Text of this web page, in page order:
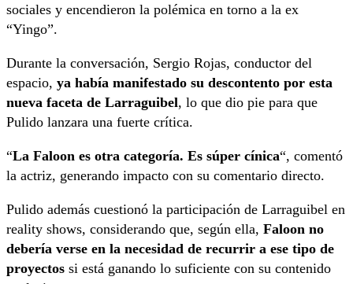
sociales y encendieron la polémica en torno a la ex
“Yingo”.
Durante la conversación, Sergio Rojas, conductor del
espacio, ya había manifestado su descontento por esta
nueva faceta de Larraguibel, lo que dio pie para que
Pulido lanzara una fuerte crítica.
“La Faloon es otra categoría. Es súper cínica“, comentó
la actriz, generando impacto con su comentario directo.
Pulido además cuestionó la participación de Larraguibel en
reality shows, considerando que, según ella, Faloon no
debería verse en la necesidad de recurrir a ese tipo de
proyectos si está ganando lo suficiente con su contenido